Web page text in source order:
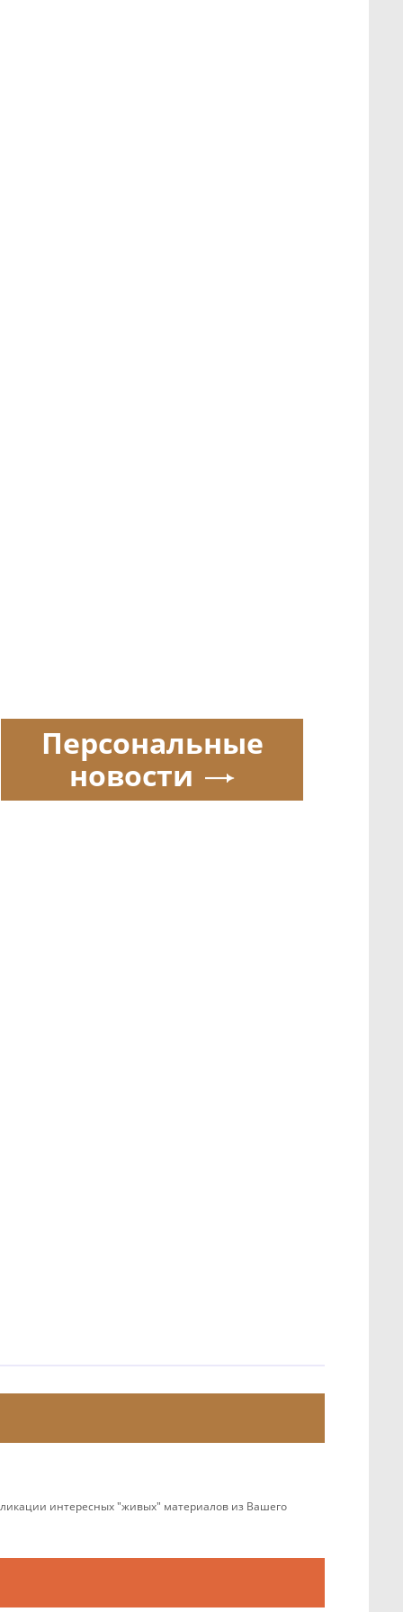
Персональные
новости
интересных "живых" материалов из Вашего